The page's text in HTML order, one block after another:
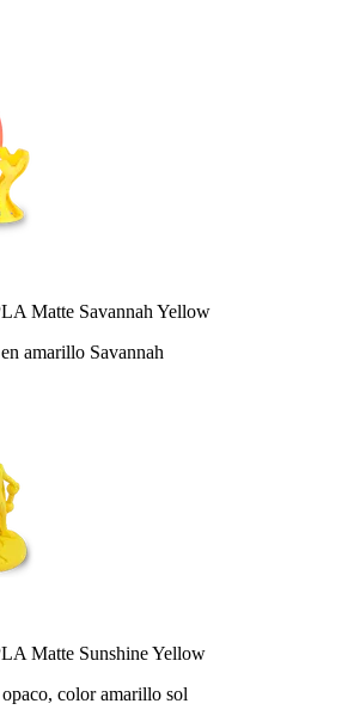
Matte Savannah Yellow
amarillo Savannah
Matte Sunshine Yellow
color amarillo sol